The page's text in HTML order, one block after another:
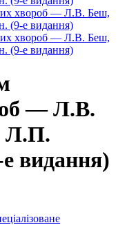
— Л.В.
Л.П.
видання)